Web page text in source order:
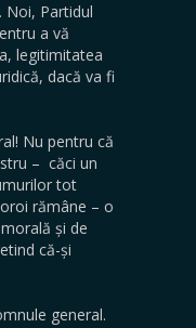
Noi, Partidul
a vă
legitimitatea
dacă va fi
Nu pentru că
– căci un
tot
rămâne – o
și de
că-și
general.